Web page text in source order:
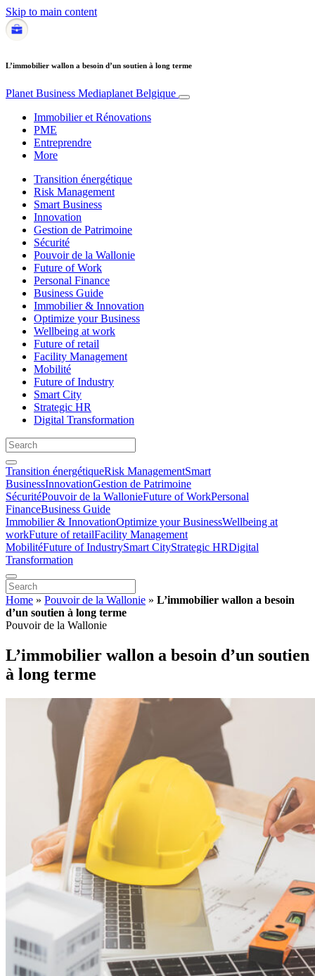
Skip to main content
L’immobilier wallon a besoin d’un soutien à long terme
Planet Business Mediaplanet Belgique
Immobilier et Rénovations
PME
Entreprendre
More
Transition énergétique
Risk Management
Smart Business
Innovation
Gestion de Patrimoine
Sécurité
Pouvoir de la Wallonie
Future of Work
Personal Finance
Business Guide
Immobilier & Innovation
Optimize your Business
Wellbeing at work
Future of retail
Facility Management
Mobilité
Future of Industry
Smart City
Strategic HR
Digital Transformation
Transition énergétiqueRisk ManagementSmart
BusinessInnovationGestion de Patrimoine
SécuritéPouvoir de la WallonieFuture of WorkPersonal
FinanceBusiness Guide
Immobilier & InnovationOptimize your BusinessWellbeing at
workFuture of retailFacility Management
MobilitéFuture of IndustrySmart CityStrategic HRDigital
Transformation
Home » Pouvoir de la Wallonie » L’immobilier wallon a besoin
d’un soutien à long terme
Pouvoir de la Wallonie
L’immobilier wallon a besoin d’un soutien
à long terme